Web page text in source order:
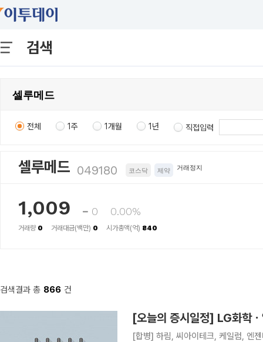
검색
전체 1주 1개월 1년 직접입력
셀루메드 049180 코스닥 제약 거래정지
1,009 0 0.00%
거래량 0 거래대금(백만) 0 시가총액(억) 840
검색결과 총 866 건
[오늘의 증시일정] LG화학
[합병] 하림, 씨아이테크, 케일럼, 엔젠바이오 [상호변경] 인티큐브 [주주총회] 티